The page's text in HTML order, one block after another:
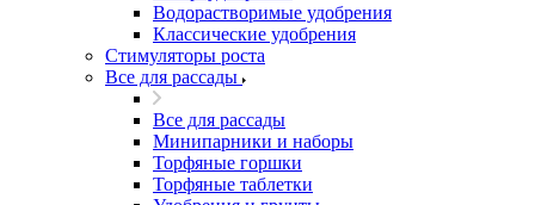
Водорастворимые удобрения
Классические удобрения
Стимуляторы роста
Все для рассады
Все для рассады
Минипарники и наборы
Торфяные горшки
Торфяные таблетки